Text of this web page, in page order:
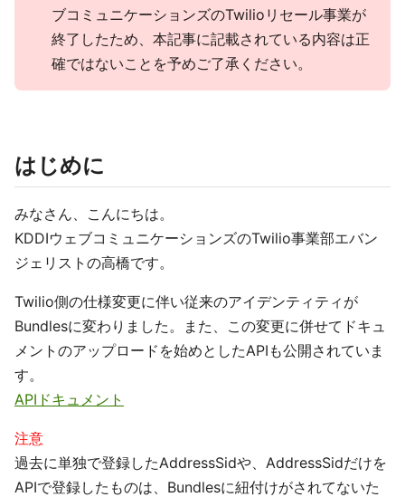
ブコミュニケーションズのTwilioリセール事業が
終了したため、本記事に記載されている内容は正
確ではないことを予めご了承ください。
はじめに
みなさん、こんにちは。
KDDIウェブコミュニケーションズのTwilio事業部エバン
ジェリストの高橋です。
Twilio側の仕様変更に伴い従来のアイデンティティが
Bundlesに変わりました。また、この変更に併せてドキュ
メントのアップロードを始めとしたAPIも公開されていま
す。
APIドキュメント
注意
過去に単独で登録したAddressSidや、AddressSidだけを
APIで登録したものは、Bundlesに紐付けがされてないた